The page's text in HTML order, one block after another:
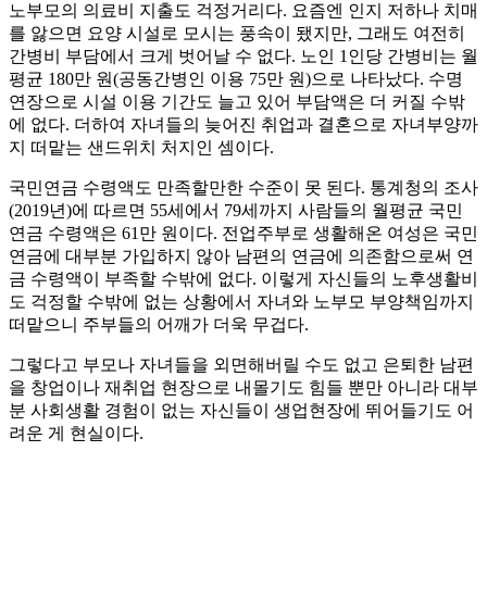
노부모의 의료비 지출도 걱정거리다. 요즘엔 인지 저하나 치매
를 앓으면 요양 시설로 모시는 풍속이 됐지만, 그래도 여전히
간병비 부담에서 크게 벗어날 수 없다. 노인 1인당 간병비는 월
평균 180만 원(공동간병인 이용 75만 원)으로 나타났다. 수명
연장으로 시설 이용 기간도 늘고 있어 부담액은 더 커질 수밖
에 없다. 더하여 자녀들의 늦어진 취업과 결혼으로 자녀부양까
지 떠맡는 샌드위치 처지인 셈이다.
국민연금 수령액도 만족할만한 수준이 못 된다. 통계청의 조사
(2019년)에 따르면 55세에서 79세까지 사람들의 월평균 국민
연금 수령액은 61만 원이다. 전업주부로 생활해온 여성은 국민
연금에 대부분 가입하지 않아 남편의 연금에 의존함으로써 연
금 수령액이 부족할 수밖에 없다. 이렇게 자신들의 노후생활비
도 걱정할 수밖에 없는 상황에서 자녀와 노부모 부양책임까지
떠맡으니 주부들의 어깨가 더욱 무겁다.
그렇다고 부모나 자녀들을 외면해버릴 수도 없고 은퇴한 남편
을 창업이나 재취업 현장으로 내몰기도 힘들 뿐만 아니라 대부
분 사회생활 경험이 없는 자신들이 생업현장에 뛰어들기도 어
려운 게 현실이다.